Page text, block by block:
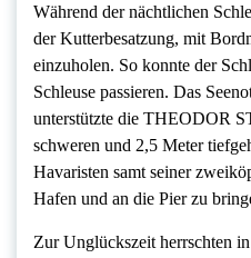
Während der nächtlichen
der Kutterbesatzung, mit
einzuholen. So konnte der
Schleuse passieren. Das
unterstützte die THEODOR
schweren und 2,5 Meter
Havaristen samt seiner
Hafen und an die Pier zu
Zur Unglückszeit herrschten